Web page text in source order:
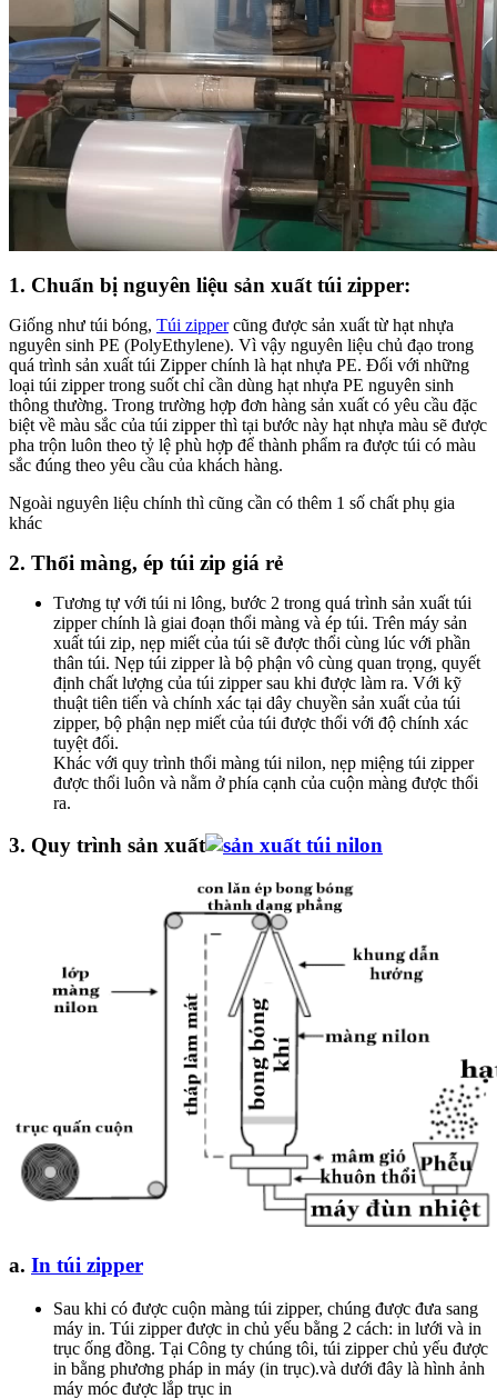
1. Chuẩn bị nguyên liệu sản xuất túi zipper:
Giống như túi bóng, Túi zippercũng được sản xuất từ hạt nhựa
nguyên sinh PE (PolyEthylene). Vì vậy nguyên liệu chủ đạo trong
quá trình sản xuất túi Zipper chính là hạt nhựa PE. Đối với những
loại túi zipper trong suốt chỉ cần dùng hạt nhựa PE nguyên sinh
thông thường. Trong trường hợp đơn hàng sản xuất có yêu cầu đặc
biệt về màu sắc của túi zipper thì tại bước này hạt nhựa màu sẽ được
pha trộn luôn theo tỷ lệ phù hợp để thành phẩm ra được túi có màu
sắc đúng theo yêu cầu của khách hàng.
Ngoài nguyên liệu chính thì cũng cần có thêm 1 số chất phụ gia
khác
2. Thổi màng, ép túi zip giá rẻ
Tương tự với túi ni lông, bước 2 trong quá trình sản xuất túi
zipper chính là giai đoạn thổi màng và ép túi. Trên máy sản
xuất túi zip, nẹp miết của túi sẽ được thổi cùng lúc với phần
thân túi. Nẹp túi zipper là bộ phận vô cùng quan trọng, quyết
định chất lượng của túi zipper sau khi được làm ra. Với kỹ
thuật tiên tiến và chính xác tại dây chuyền sản xuất của túi
zipper, bộ phận nẹp miết của túi được thổi với độ chính xác
tuyệt đối.
Khác với quy trình thổi màng túi nilon, nẹp miệng túi zipper
được thổi luôn và nằm ở phía cạnh của cuộn màng được thổi
ra.
3. Quy trình sản xuất
a. In túi zipper
Sau khi có được cuộn màng túi zipper, chúng được đưa sang
máy in. Túi zipper được in chủ yếu bằng 2 cách: in lưới và in
trục ống đồng. Tại Công ty chúng tôi, túi zipper chủ yếu được
in bằng phương pháp in máy (in trục).và dưới đây là hình ảnh
máy móc được lắp trục in